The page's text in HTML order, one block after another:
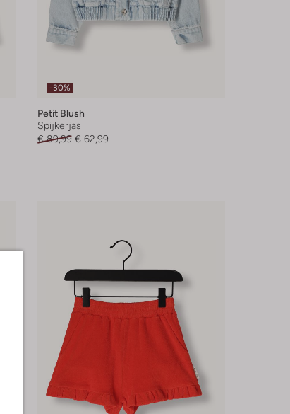
-30%
Petit Blush
Spijkerjas
€ 89,99 € 62,99